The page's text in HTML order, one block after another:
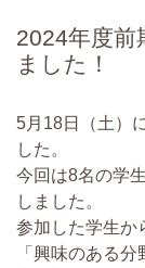
2024年度前
ました！
5月 18日（土）
した。
今回は8名の学
しました。
参加した学生か
「興味のある